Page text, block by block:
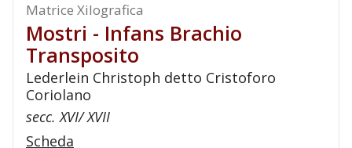
Matrice Xilografica
Mostri - Infans Brachio
Transposito
Lederlein Christoph detto Cristoforo
Coriolano
secc. XVI/ XVII
Scheda